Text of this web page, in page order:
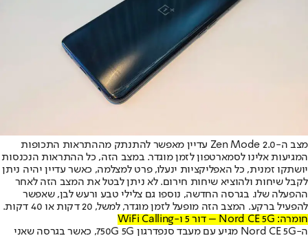
מצב ה-Zen Mode 2.0 עדיין מאפשר להתנתק מההתראות התכופות
המגיעות אלינו לסמארטפון לזמן מוגדר. במצב הזה, כל ההתראות הנכנסות
יושתקו זמנית, כל האפליקציות ינעלו, פרט למצלמה, כאשר עדיין יהיה ניתן
לקבל שיחות ולהוציא שיחות חירום. לא ניתן לבטל את המצב הזה לאחר
ההפעלה שלו. בגרסה החדשה, נוספו גם צלילי טבע ורעש לבן, שאפשר
להפעיל ברקע. המצב הזה מופעל לזמן מוגדר, למשל, 20 דקות או 40 דקות.
חומרה: Nord CE 5G – דור 5 ו-WiFi Calling
ה-Nord CE 5G מגיע עם מעבד סנפדרגון 750G 5G, כאשר בגרסה שאני